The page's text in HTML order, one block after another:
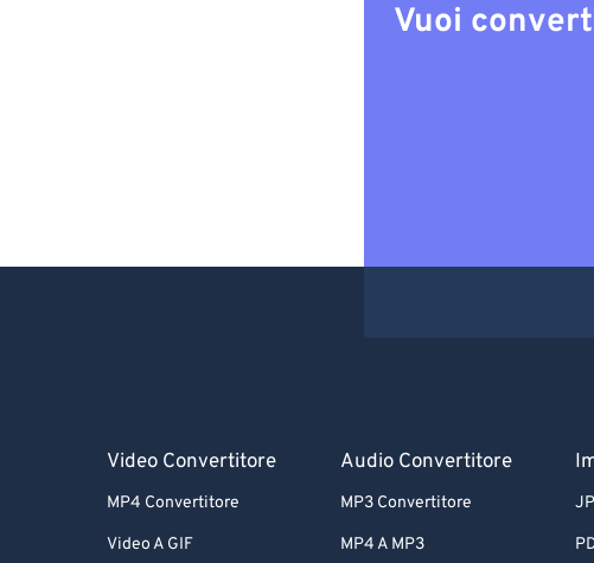
Vuoi
Video Convertitore
MP4 Convertitore
Video A GIF
Audio Convertitore
MP3 Convertitore
MP4 A MP3